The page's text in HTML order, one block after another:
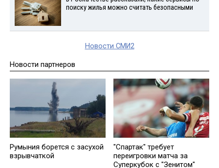
поиску жилья можно считать безопасными
Новости СМИ2
Новости партнеров
Румыния борется с засухой
взрывчаткой
"Спартак" требует
переигровки матча за
Суперкубок с "Зенитом"